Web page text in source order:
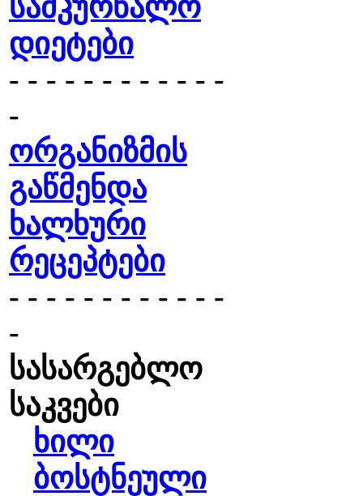
სამკურნალო
დიეტები
- - - - - - - - - - - -
-
ორგანიზმის
გაწმენდა
ხალხური
რეცეპტები
- - - - - - - - - - - -
-
სასარგებლო
საკვები
ხილი
ბოსტნეული